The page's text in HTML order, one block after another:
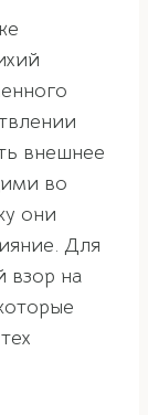
внешнее
во
они
Для
взор на